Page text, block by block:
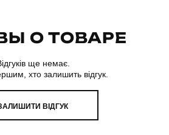
О ТОВАРЕ
ще немає.
хто залишить відгук.
ВІДГУК